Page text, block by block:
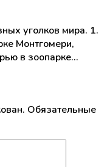
уголков мира. 1.
Монтгомери,
в зоопарке…
Обязательные